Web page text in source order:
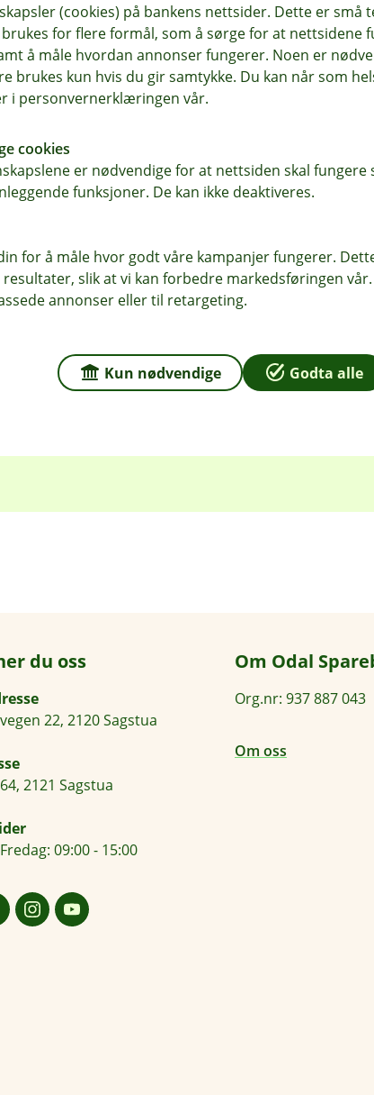
Her kan du enkelt
Meld skade
du oss
22, 2120 Sagstua
2121 Sagstua
09:00 - 15:00
Om Odal
Org.nr: 937 887 043
Om oss
(cookies) på bankens nettsider. Dette er små
for flere formål, som å sørge for at nettsidene
å måle hvordan annonser fungerer. Noen er
brukes kun hvis du gir samtykke. Du kan når som
i personvernerklæringen vår.
cookies
er nødvendige for at nettsiden skal fungere
funksjoner. De kan ikke deaktiveres.
for å måle hvor godt våre kampanjer fungerer.
slik at vi kan forbedre markedsføringen
annonser eller til retargeting.
Kun nødvendige Godta alle